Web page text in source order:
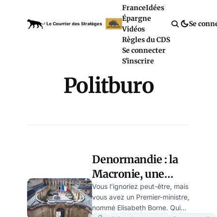
FranceIdées
Épargne
Vidéos
Règles du CDS
Se connecter
S'inscrire
Se
Politburo
Denormandie : la
Macronie, une
France des
entrepreneurs ! par
Vous l’ignoriez peut-être, mais
vous avez un Premier-ministre,
nommé Elisabeth Borne. Qui